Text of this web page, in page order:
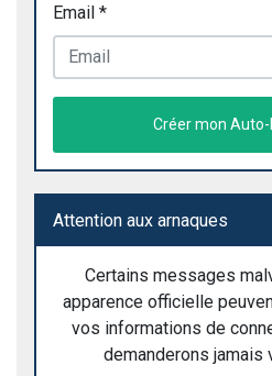
Email *
Créer mon
Attention aux arnaques
Certains messages
apparence officielle
vos informations de
demanderons jamais